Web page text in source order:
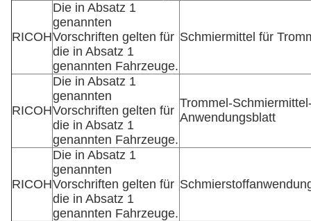
RICOH
Die in Absatz 1
genannten
Vorschriften gelten für
die in Absatz 1
genannten Fahrzeuge.
Schmiermittel für
RICOH
Die in Absatz 1
genannten
Vorschriften gelten für
die in Absatz 1
genannten Fahrzeuge.
Trommel-
Anwendungsblatt
RICOH
Die in Absatz 1
genannten
Vorschriften gelten für
die in Absatz 1
genannten Fahrzeuge.